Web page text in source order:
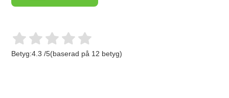
Betyg:4.3 /5(baserad på 12 betyg)